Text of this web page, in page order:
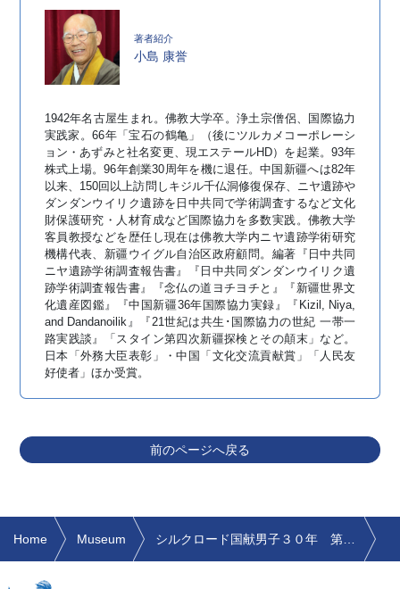
小島 康誉
1942年名古屋生まれ。佛教大学卒。浄土宗僧侶、国際協力
実践家。66年「宝石の鶴亀」（後にツルカメコーポレーシ
ョン・あずみと社名変更、現エステールHD）を起業。93年
株式上場。96年創業30周年を機に退任。中国新疆へは82年
以来、150回以上訪問しキジル千仏洞修復保存、ニヤ遺跡や
ダンダンウイリク遺跡を日中共同で学術調査するなど文化
財保護研究・人材育成など国際協力を多数実践。佛教大学
客員教授などを歴任し現在は佛教大学内ニヤ遺跡学術研究
機構代表、新疆ウイグル自治区政府顧問。編著『日中共同
ニヤ遺跡学術調査報告書』『日中共同ダンダンウイリク遺
跡学術調査報告書』『念仏の道ヨチヨチと』『新疆世界文
化遺産図鑑』『中国新疆36年国際協力実録』『Kizil, Niya,
and Dandanoilik』『21世紀は共生･国際協力の世紀 一帯一
路実践談』「スタイン第四次新疆探検とその顛末」など。
日本「外務大臣表彰」・中国「文化交流貢献賞」「人民友
好使者」ほか受賞。
前のページへ戻る
Home Museum